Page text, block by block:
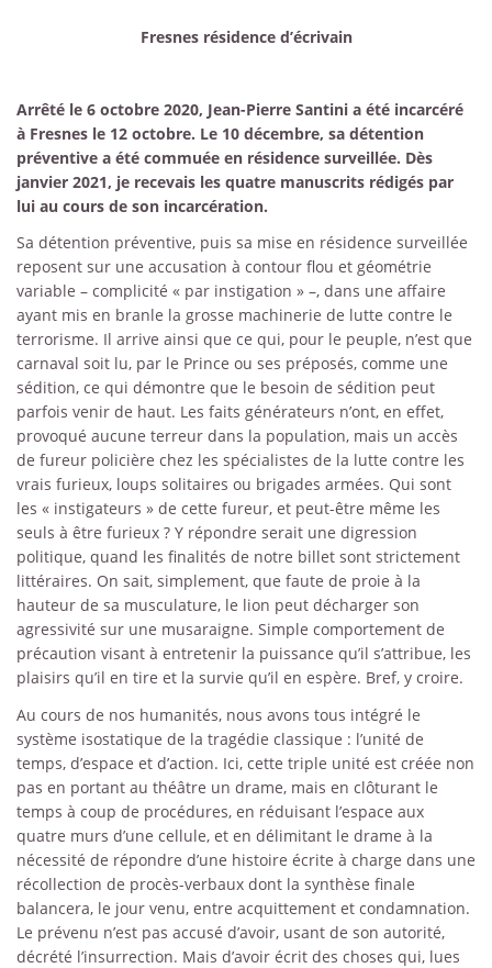
Fresnes résidence d’écrivain
Arrêté le 6 octobre 2020, Jean-Pierre Santini a été incarcéré
à Fresnes le 12 octobre. Le 10 décembre, sa détention
préventive a été commuée en résidence surveillée. Dès
janvier 2021, je recevais les quatre manuscrits rédigés par
lui au cours de son incarcération.
Sa détention préventive, puis sa mise en résidence surveillée
reposent sur une accusation à contour flou et géométrie
variable – complicité « par instigation » –, dans une affaire
ayant mis en branle la grosse machinerie de lutte contre le
terrorisme. Il arrive ainsi que ce qui, pour le peuple, n’est que
carnaval soit lu, par le Prince ou ses préposés, comme une
sédition, ce qui démontre que le besoin de sédition peut
parfois venir de haut. Les faits générateurs n’ont, en effet,
provoqué aucune terreur dans la population, mais un accès
de fureur policière chez les spécialistes de la lutte contre les
vrais furieux, loups solitaires ou brigades armées. Qui sont
les « instigateurs » de cette fureur, et peut-être même les
seuls à être furieux ? Y répondre serait une digression
politique, quand les finalités de notre billet sont strictement
littéraires. On sait, simplement, que faute de proie à la
hauteur de sa musculature, le lion peut décharger son
agressivité sur une musaraigne. Simple comportement de
précaution visant à entretenir la puissance qu’il s’attribue, les
plaisirs qu’il en tire et la survie qu’il en espère. Bref, y croire.
Au cours de nos humanités, nous avons tous intégré le
système isostatique de la tragédie classique : l’unité de
temps, d’espace et d’action. Ici, cette triple unité est créée non
pas en portant au théâtre un drame, mais en clôturant le
temps à coup de procédures, en réduisant l’espace aux
quatre murs d’une cellule, et en délimitant le drame à la
nécessité de répondre d’une histoire écrite à charge dans une
récollection de procès-verbaux dont la synthèse finale
balancera, le jour venu, entre acquittement et condamnation.
Le prévenu n’est pas accusé d’avoir, usant de son autorité,
décrété l’insurrection. Mais d’avoir écrit des choses qui, lues